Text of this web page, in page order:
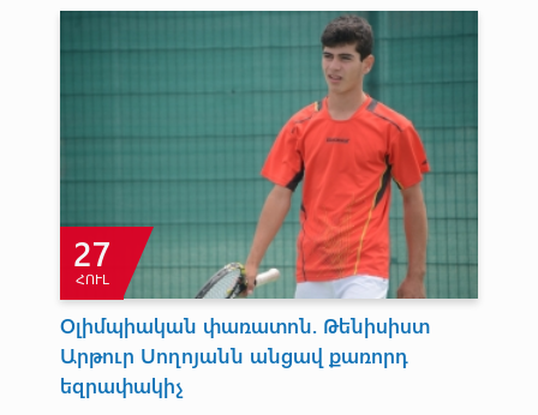
27
ՀՈՒԼ
Օլիմպիական փառատոն. Թենիսիստ
Արթուր Սողոյանն անցավ քառորդ
եզրափակիչ